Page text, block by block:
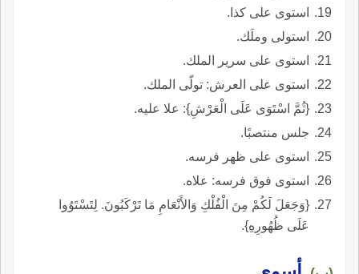
استوى على كذا.
استولى وملَك.
استوى على سرير الملك.
استوى على العرش: تولّى الملك.
{ثُمَّ اسْتَوَى عَلَى الْعَرْشِ}: علا عليه.
جلس منتصبًا.
استوى على ظهر فرسه.
استوى فوق فرسه: علاه.
{وَجَعَلَ لَكُمْ مِنَ الْفُلْكِ وَالأَنْعَامِ مَا تَرْكَبُونَ. لِتَسْتَوُوا
عَلَى ظُهُورِهِ}.